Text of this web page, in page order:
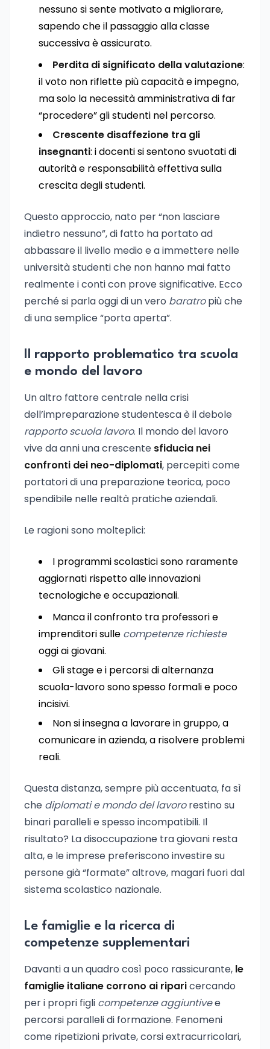
nessuno si sente motivato a migliorare,
sapendo che il passaggio alla classe
successiva è assicurato.
Perdita di significato della valutazione:
il voto non riflette più capacità e impegno,
ma solo la necessità amministrativa di far
“procedere” gli studenti nel percorso.
Crescente disaffezione tra gli
insegnanti: i docenti si sentono svuotati di
autorità e responsabilità effettiva sulla
crescita degli studenti.
Questo approccio, nato per “non lasciare
indietro nessuno”, di fatto ha portato ad
abbassare il livello medio e a immettere nelle
università studenti che non hanno mai fatto
realmente i conti con prove significative. Ecco
perché si parla oggi di un vero baratropiù che
di una semplice “porta aperta”.
Il rapporto problematico tra scuola
e mondo del lavoro
Un altro fattore centrale nella crisi
dell’impreparazione studentesca è il debole
rapporto scuola lavoro. Il mondo del lavoro
vive da anni una crescente sfiducia nei
confronti dei neo-diplomati, percepiti come
portatori di una preparazione teorica, poco
spendibile nelle realtà pratiche aziendali.
Le ragioni sono molteplici:
I programmi scolastici sono raramente
aggiornati rispetto alle innovazioni
tecnologiche e occupazionali.
Manca il confronto tra professori e
imprenditori sulle competenze richieste
oggi ai giovani.
Gli stage e i percorsi di alternanza
scuola-lavoro sono spesso formali e poco
incisivi.
Non si insegna a lavorare in gruppo, a
comunicare in azienda, a risolvere problemi
reali.
Questa distanza, sempre più accentuata, fa sì
che diplomati e mondo del lavororestino su
binari paralleli e spesso incompatibili. Il
risultato? La disoccupazione tra giovani resta
alta, e le imprese preferiscono investire su
persone già “formate” altrove, magari fuori dal
sistema scolastico nazionale.
Le famiglie e la ricerca di
competenze supplementari
Davanti a un quadro così poco rassicurante, le
famiglie italiane corrono ai riparicercando
per i propri figli competenze aggiuntivee
percorsi paralleli di formazione. Fenomeni
come ripetizioni private, corsi extracurricolari,